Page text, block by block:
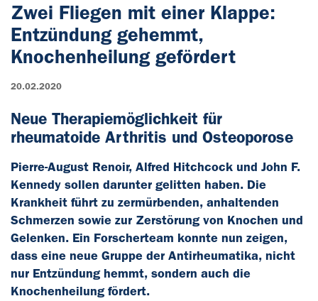
Zwei Fliegen mit einer Klappe:
Entzündung gehemmt,
Knochenheilung gefördert
20.02.2020
Neue Therapiemöglichkeit für
rheumatoide Arthritis und Osteoporose
Pierre-August Renoir, Alfred Hitchcock und John F.
Kennedy sollen darunter gelitten haben. Die
Krankheit führt zu zermürbenden, anhaltenden
Schmerzen sowie zur Zerstörung von Knochen und
Gelenken. Ein Forscherteam konnte nun zeigen,
dass eine neue Gruppe der Antirheumatika, nicht
nur Entzündung hemmt, sondern auch die
Knochenheilung fördert.